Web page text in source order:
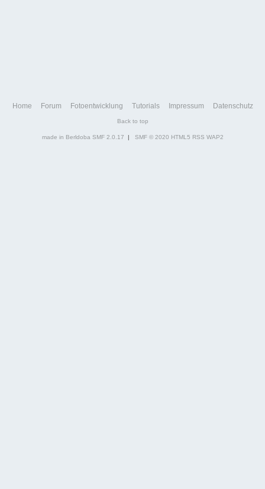
Home Forum Fotoentwicklung Tutorials Impressum Datenschutz
Back to top
made in Berldoba SMF 2.0.17 | SMF © 2020 HTML5 RSS WAP2